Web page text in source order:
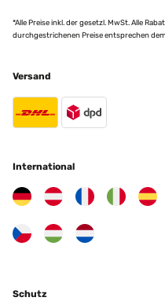
*Alle Preise inkl. der gesetzl. MwSt. Alle
durchgestrichenen Preise entsprechen
Versand
International
Schutz